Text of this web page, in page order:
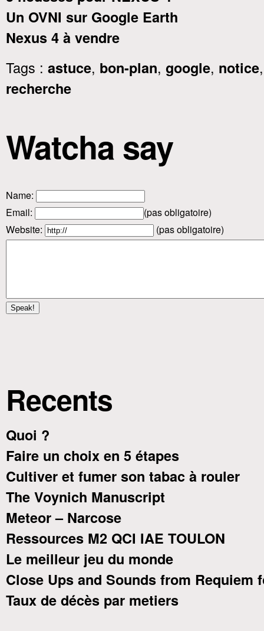
Un OVNI sur Google Earth
Nexus 4 à vendre
Tags : astuce, bon-plan, google, notice
recherche
Watcha say
Name:
Email:
(pas obligatoire)
Website:
(pas obligatoire)
Recents
Quoi ?
Faire un choix en 5 étapes
Cultiver et fumer son tabac à rouler
The Voynich Manuscript
Meteor – Narcose
Ressources M2 QCI IAE TOULON
Le meilleur jeu du monde
Close Ups and Sounds from Requiem
Taux de décès par metiers